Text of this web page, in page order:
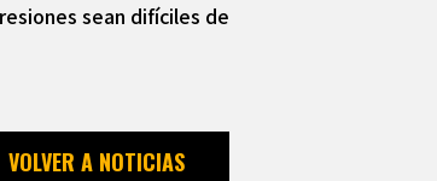
sean difíciles de
VOLVER A NOTICIAS